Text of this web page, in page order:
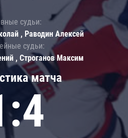
матча
судьи:
, Раводин Алексей
судьи:
, Строганов Максим